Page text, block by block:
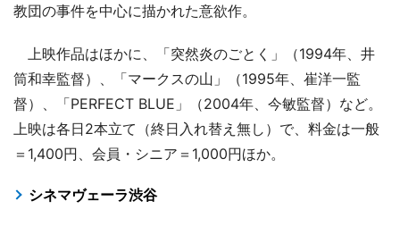
教団の事件を中心に描かれた意欲作。
上映作品はほかに、「突然炎のごとく」（1994年、井
筒和幸監督）、「マークスの山」（1995年、崔洋一監
督）、「PERFECT BLUE」（2004年、今敏監督）など。
上映は各日2本立て（終日入れ替え無し）で、料金は一般
＝1,400円、会員・シニア＝1,000円ほか。
シネマヴェーラ渋谷